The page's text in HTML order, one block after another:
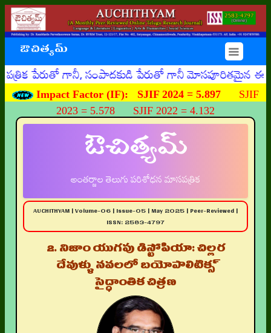
ఔచిత్యమ్ ☰
గానీ, సంపాదకుడి పేరుతో గానీ మోసపూరితమైన ఈమెయిళ్ళు,
Impact Factor (IF): SJIF 2024 = 5.897 SJIF
2023 = 5.578 SJIF 2022 = 4.132
ఔచిత్యమ్
అంతర్జాల తెలుగు పరిశోధన మాసపత్రిక
AUCHITHYAM | Volume-06 | Issue-05 | May 2025 | Peer-Reviewed |
ISSN: 2583-4797
2. నిజాం యుగపు డిస్టోపియా: చిల్లర
దేవుళ్ళు నవలలో బయోపాలిటిక్స్
సైద్ధాంతిక చిత్రణ